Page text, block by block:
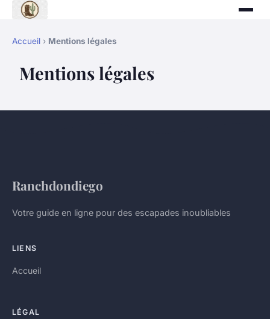
Accueil › Mentions légales
Mentions légales
Ranchdondiego
Votre guide en ligne pour des escapades inoubliables
LIENS
Accueil
LÉGAL